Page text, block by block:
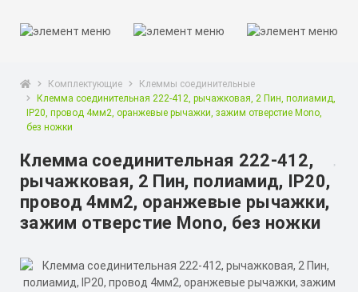
Комплектующие
Клеммы соединительные
Клемма соединительная 222-412, рычажковая, 2 Пин, полиамид,
IP20, провод 4мм2, оранжевые рычажки, зажим отверстие Mоno,
без ножки
Клемма соединительная 222-412,
рычажковая, 2 Пин, полиамид, IP20,
провод 4мм2, оранжевые рычажки,
зажим отверстие Mоno, без ножки